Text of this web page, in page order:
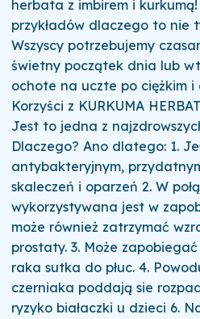
herbata z imbirem i kurkumą!
przykładów dlaczego to nie
Wszyscy potrzebujemy
świetny początek dnia lub
ochote na uczte po ciężkim i
Korzyści z KURKUMA
Jest to jedna z
Dlaczego? Ano dlatego: 1.
antybakteryjnym,
skaleczeń i oparzeń 2. W
wykorzystywana jest w
może również zatrzymać
prostaty. 3. Może
raka sutka do płuc. 4.
czerniaka poddają sie
ryzyko białaczki u dzieci 6.